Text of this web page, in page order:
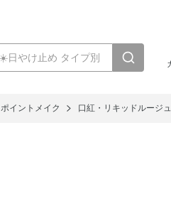
ポイントメイク 口紅・リキッドルージ